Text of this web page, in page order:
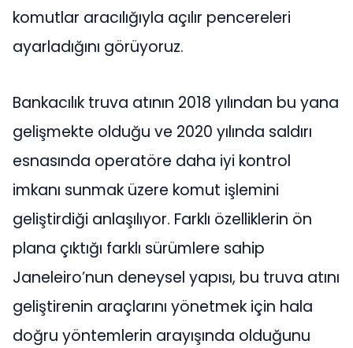
komutlar aracılığıyla açılır pencereleri
ayarladığını görüyoruz.
Bankacılık truva atının 2018 yılından bu yana
gelişmekte olduğu ve 2020 yılında saldırı
esnasında operatöre daha iyi kontrol
imkanı sunmak üzere komut işlemini
geliştirdiği anlaşılıyor. Farklı özelliklerin ön
plana çıktığı farklı sürümlere sahip
Janeleiro’nun deneysel yapısı, bu truva atını
geliştirenin araçlarını yönetmek için hala
doğru yöntemlerin arayışında olduğunu